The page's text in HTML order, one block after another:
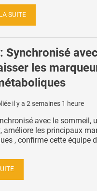
SUITE
Synchronisé
les
il y a 2 semaines 1 heure
avec le sommeil,
améliore les principaux
, confirme cette équipe